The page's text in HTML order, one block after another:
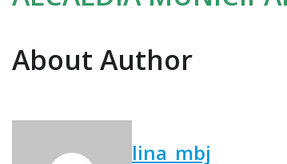
About Author
lina_mbj